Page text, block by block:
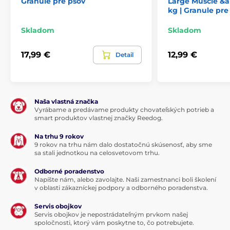
Zloženie:
Losos (52 %) (dehydrovaný losos, hydrolyzovaný losos),
zemiaky (26 %), kurací tuk, sušená jablčná dužina,
lososový olej (3 %), prírodná aróma, pivovarské
Skladom
17,99 € Detail
kg | Granule pre
Skladom
12,99 €
Naša vlastná značka
Vyrábame a predávame produkty chovateľských potrieb a
smart produktov vlastnej značky Reedog.
Na trhu 9 rokov
9 rokov na trhu nám dalo dostatočnú skúsenosť, aby sme
sa stali jednotkou na celosvetovom trhu.
Odborné poradenstvo
Napíšte nám, alebo zavolajte. Naši zamestnanci boli školení
v oblasti zákazníckej podpory a odborného poradenstva.
Servis obojkov
Servis obojkov je nepostrádateľným prvkom našej
spoločnosti, ktorý vám poskytne to, čo potrebujete.